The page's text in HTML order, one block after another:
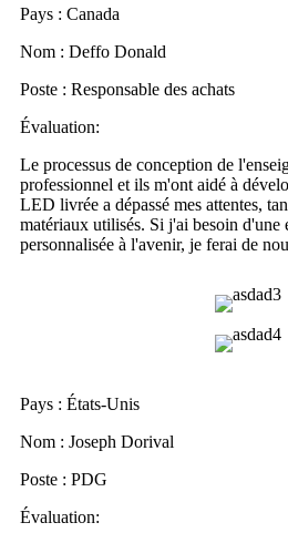
Pays : Canada
Nom : Deffo Donald
Poste : Responsable des achats
Évaluation:
Le processus de conception de
professionnel et ils m'ont aidé à
LED livrée a dépassé mes attentes,
matériaux utilisés. Si j'ai besoin d'une
personnalisée à l'avenir, je ferai de
Pays : États-Unis
Nom : Joseph Dorival
Poste : PDG
Évaluation: